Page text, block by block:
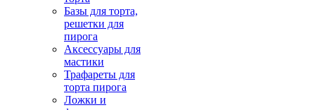
Базы для торта,
решетки для
пирога
Аксессуары для
мастики
Трафареты для
торта пирога
Ложки и